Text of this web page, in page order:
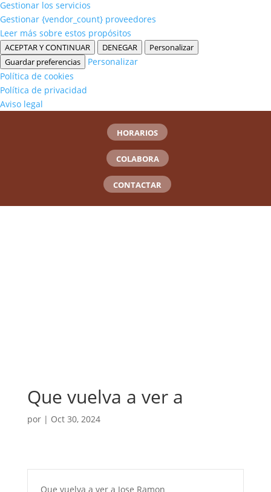
Gestionar los servicios
Gestionar {vendor_count} proveedores
Leer más sobre estos propósitos
ACEPTAR Y CONTINUAR DENEGAR
Personalizar
Guardar preferencias
Personalizar
Política de cookies
Política de privacidad
Aviso legal
HORARIOS
COLABORA
CONTACTAR
Que vuelva a ver a
por | Oct 30, 2024
Que vuelva a ver a Jose Ramon